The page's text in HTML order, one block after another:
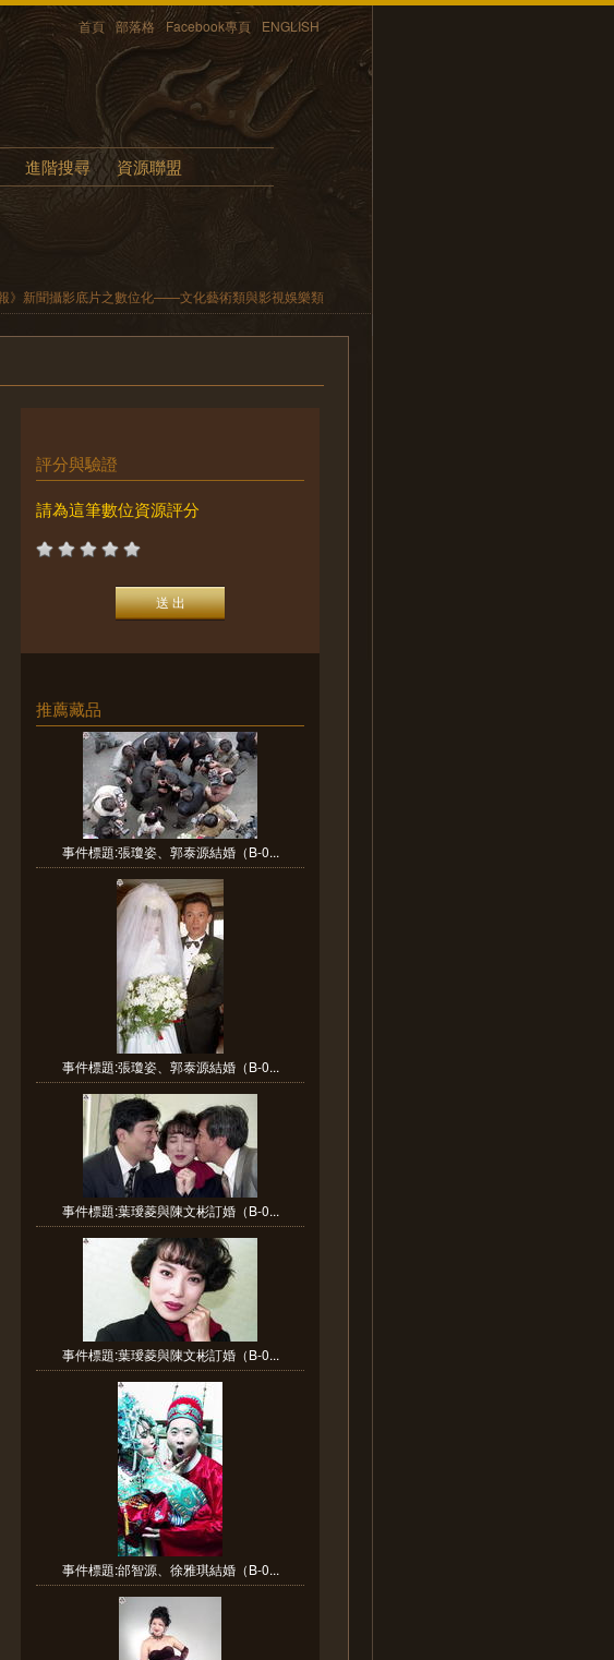
首頁 部落格 Facebook專頁 ENGLISH
進階搜尋 資源聯盟
報》新聞攝影底片之數位化——文化藝術類與影視娛樂類
評分與驗證
請為這筆數位資源評分
推薦藏品
事件標題:張瓊姿、郭泰源結婚（B-0...
事件標題:張瓊姿、郭泰源結婚（B-0...
事件標題:葉璦菱與陳文彬訂婚（B-0...
事件標題:葉璦菱與陳文彬訂婚（B-0...
事件標題:邰智源、徐雅琪結婚（B-0...